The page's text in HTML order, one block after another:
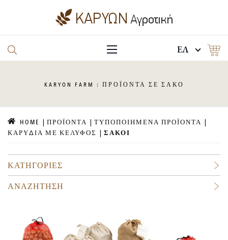
EΛ
KARYON FARM : ΠΡΟΪΟΝΤΑ ΣΕ ΣΑΚΟ
HOME ΠΡΟΪΟΝΤΑ
ΤΥΠΟΠΟΙΗΜΕΝΑ ΠΡΟΪΟΝΤΑ
ΚΑΡΥΔΙΑ ΜΕ ΚΕΛΥΦΟΣ
ΣΑΚΟΙ
ΚΑΤΗΓΟΡΙΕΣ
ΑΝΑΖΗΤΗΣΗ